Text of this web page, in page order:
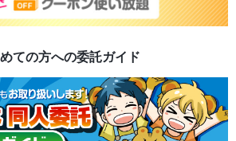
ての方への委託ガイド